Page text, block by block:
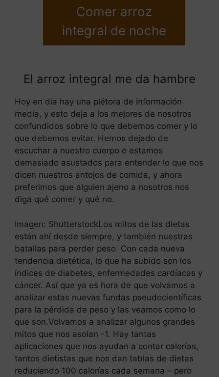
Comer arroz
integral de noche
El arroz integral me da hambre
Hoy en día hay una plétora de información
media, y esto deja a los mejores de nosotros
confundidos sobre lo que debemos comer y lo
que debemos evitar. Hemos dejado de
escuchar a nuestro cuerpo o estamos
demasiado asustados para entender lo que nos
dicen nuestros antojos de comida, y ahora
preferimos que alguien ajeno a nosotros nos
diga qué comer y qué no.
Imagen: ShutterstockLos mitos de las dietas
están ahí desde siempre, y también nuestras
batallas para perder peso. Con cada nueva
tendencia dietética, lo que ha subido son los
índices de diabetes, enfermedades cardíacas y
cáncer. Así que ya es hora de que volvamos a
analizar estas nuevas fundas pseudocientíficas
para la pérdida de peso y las veamos como lo
que son.Volvamos a analizar algunos grandes
mitos que nos asolan -1. Hay tantas
aplicaciones que nos ayudan a contar calorías,
tantos dietistas que nos dan tablas de dietas
reduciendo 100 calorías cada semana – pero